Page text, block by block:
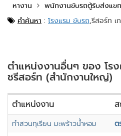
หางาน
พนักงานขับรถตู้รับส่งแขก
คำค้นหา : โรงแรม ขับรถ,รีสอร์ท เ
ตำแหน่งงานอื่นๆ ของ โรง
ชรีสอร์ท (สำนักงานใหญ่)
ตำแหน่งงาน
ทำสวนทุเรียน มะพร้าวน้ำหอม ต